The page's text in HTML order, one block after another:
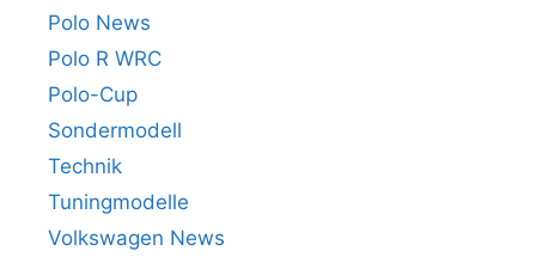
Polo News
Polo R WRC
Polo-Cup
Sondermodell
Technik
Tuningmodelle
Volkswagen News